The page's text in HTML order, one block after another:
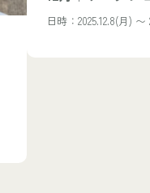
日時：2025.12.8(月) 〜